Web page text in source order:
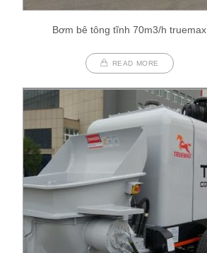
Bơm bê tông tĩnh 70m3/h truemax
READ MORE